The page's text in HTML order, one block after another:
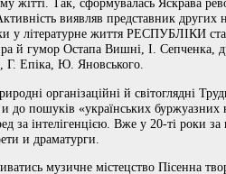
жітті. Так, сформувалась
виявляв представник
у літературне життя РЕСПУБЛІКИ
й гумор Остапа Вишні, І.
Г. Епіка, Ю. Яновського.
організаційні й світоглядні
и до пошуків «українських
за інтелігенцією. Вже у 20-ті роки
и драматурги.
музичне містецство Пісенна